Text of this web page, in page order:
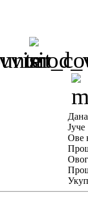
Јуче
Ове